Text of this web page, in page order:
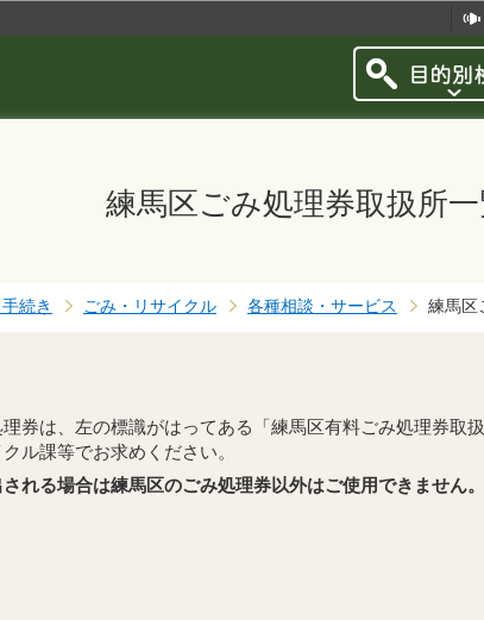
練馬区ごみ処理券取扱所
続き ごみ・リサイクル 各種相談・サービス 練馬区
券は、左の標識がはってある「練馬区有料ごみ処理券取
ル課等でお求めください。
される場合は練馬区のごみ処理券以外はご使用できませ